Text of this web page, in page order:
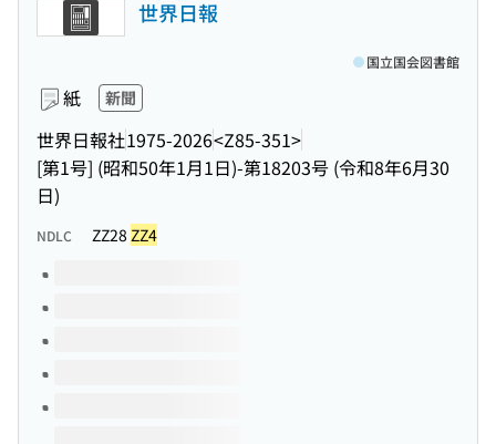
世界日報
紙 新聞
世界日報社1975-2026<Z85-351>
[第1号] (昭和50年1月1日)-第18203号 (令和8年6月30
日)
国立国会図書館
NDLC ZZ28 ZZ4
このタイトルの巻号